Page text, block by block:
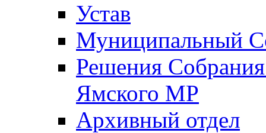
Устав
Муниципальный
Решения
Ямского МР
Архивный отдел